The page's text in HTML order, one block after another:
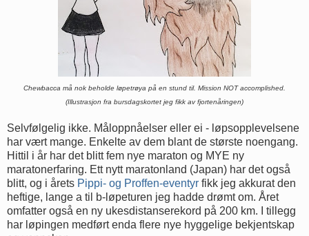
Chewbacca må nok beholde løpetrøya på en stund til. Mission NOT accomplished.
(Illustrasjon fra bursdagskortet jeg fikk av fjortenåringen)
Selvfølgelig ikke. Måloppnåelser eller ei - løpsopplevelsene
har vært mange. Enkelte av dem blant de største noengang.
Hittil i år har det blitt fem nye maraton og MYE ny
maratonerfaring. Ett nytt maratonland (Japan) har det også
blitt, og i årets Pippi- og Proffen-eventyr fikk jeg akkurat den
heftige, lange a til b-løpeturen jeg hadde drømt om. Året
omfatter også en ny ukesdistanserekord på 200 km. I tillegg
har løpingen medført enda flere nye hyggelige bekjentskap